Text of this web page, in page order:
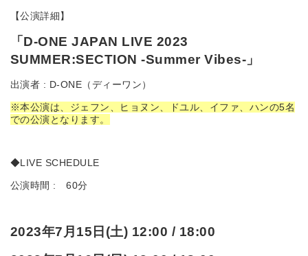
【公演詳細】
「D-ONE JAPAN LIVE 2023
SUMMER:SECTION -Summer Vibes-」
出演者 : D-ONE（ディーワン）
※本公演は、ジェフン、ヒョヌン、ドユル、イファ、ハンの5名
での公演となります。
◆LIVE SCHEDULE
公演時間 : 60分
2023年7月15日(土) 12:00 / 18:00